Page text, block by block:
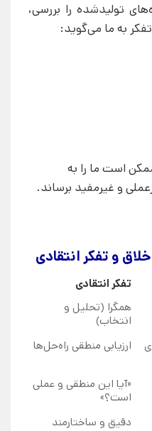
تولیدشده را بررسی،
به ما می‌گوید:
است ما را به
و غیرمفید برساند.
و تفکر انتقادی
تفکر انتقادی
همگرا (تحلیل و
انتخاب)
ارزیابی منطقی راه‌حل‌ها
«آیا این منطقی و عملی
است؟»
دقیق و ساختارمند